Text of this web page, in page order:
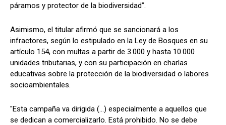
páramos y protector de la biodiversidad”.
Asimismo, el titular afirmó que se sancionará a los
infractores, según lo estipulado en la Ley de Bosques en su
artículo 154, con multas a partir de 3.000 y hasta 10.000
unidades tributarias, y con su participación en charlas
educativas sobre la protección de la biodiversidad o labores
socioambientales.
"Esta campaña va dirigida (…) especialmente a aquellos que
se dedican a comercializarlo. Está prohibido. No se debe